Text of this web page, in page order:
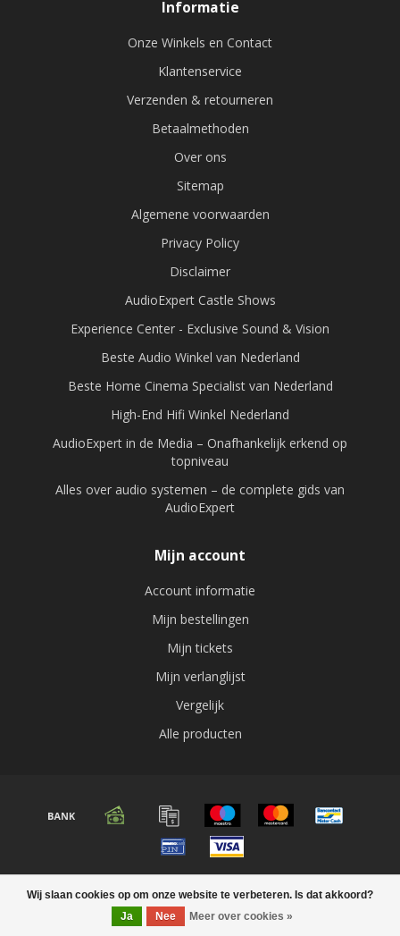
Wij slaan cookies op om onze website te verbeteren. Is dat akkoord?
Ja
Nee Meer over cookies »
Informatie
Onze Winkels en Contact
Klantenservice
Verzenden & retourneren
Betaalmethoden
Over ons
Sitemap
Algemene voorwaarden
Privacy Policy
Disclaimer
AudioExpert Castle Shows
Experience Center - Exclusive Sound & Vision
Beste Audio Winkel van Nederland
Beste Home Cinema Specialist van Nederland
High-End Hifi Winkel Nederland
AudioExpert in de Media – Onafhankelijk erkend op
topniveau
Alles over audio systemen – de complete gids van
AudioExpert
Mijn account
Account informatie
Mijn bestellingen
Mijn tickets
Mijn verlanglijst
Vergelijk
Alle producten
© Copyright 2026 Audio expert